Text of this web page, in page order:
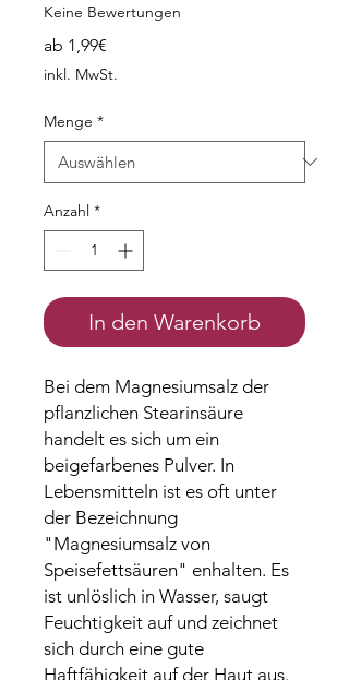
Keine Bewertungen
ab 1,99€
Preis
inkl. MwSt.
Menge *
Anzahl *
In den Warenkorb
Bei dem Magnesiumsalz der
pflanzlichen Stearinsäure
handelt es sich um ein
beigefarbenes Pulver. In
Lebensmitteln ist es oft unter
der Bezeichnung
"Magnesiumsalz von
Speisefettsäuren" enhalten. Es
ist unlöslich in Wasser, saugt
Feuchtigkeit auf und zeichnet
sich durch eine gute
Haftfähigkeit auf der Haut aus.